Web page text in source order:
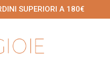
SUPERIORI A 180€